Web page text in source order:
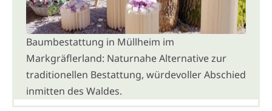
Baumbestattung in Müllheim im
Markgräflerland: Naturnahe Alternative zur
traditionellen Bestattung, würdevoller Abschied
inmitten des Waldes.